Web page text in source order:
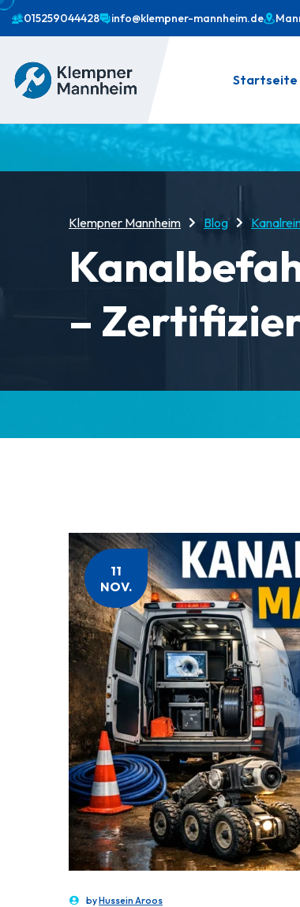
015259044428 info@klempner-mannheim.de
Startseite
Klempner Mannheim Blog
–
11
NOV.
byHussein Aroos